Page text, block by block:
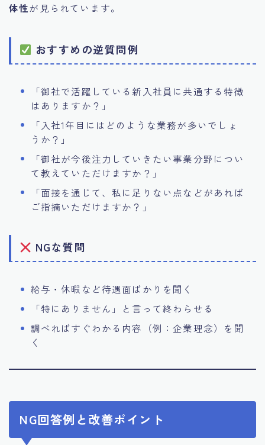
体性が見られています。
おすすめの逆質問例
「御社で活躍している新入社員に共通する特徴
はありますか？」
「入社1年目にはどのような業務が多いでしょ
うか？」
「御社が今後注力していきたい事業分野につい
て教えていただけますか？」
「面接を通じて、私に足りない点などがあれば
ご指摘いただけますか？」
NGな質問
給与・休暇など待遇面ばかりを聞く
「特にありません」と言って終わらせる
調べればすぐわかる内容（例：企業理念）を聞
く
NG回答例と改善ポイント